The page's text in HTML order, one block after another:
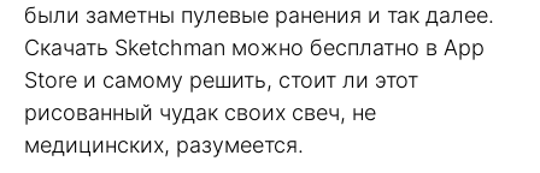
были заметны пулевые ранения и так далее.
Скачать Sketchman можно бесплатно в App
Store и самому решить, стоит ли этот
рисованный чудак своих свеч, не
медицинских, разумеется.